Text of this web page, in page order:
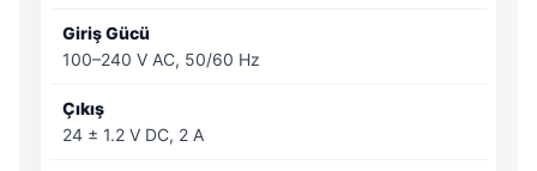
Giriş Gücü
100–240 V AC, 50/60 Hz
Çıkış
24 ± 1.2 V DC, 2 A